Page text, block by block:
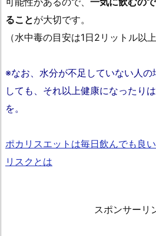
ることが大切です。
（水中毒の目安は1日2リットル以上
※なお、水分が不足していない人
しても、それ以上健康になったり
を。
ポカリスエットは毎日飲んでも良
リスクとは
スポンサーリ